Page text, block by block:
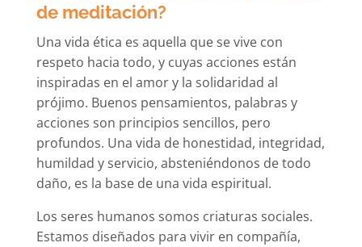
de meditación?
Una vida ética es aquella que se vive con
respeto hacia todo, y cuyas acciones están
inspiradas en el amor y la solidaridad al
prójimo. Buenos pensamientos, palabras y
acciones son principios sencillos, pero
profundos. Una vida de honestidad, integridad,
humildad y servicio, absteniéndonos de todo
daño, es la base de una vida espiritual.
Los seres humanos somos criaturas sociales.
Estamos diseñados para vivir en compañía,